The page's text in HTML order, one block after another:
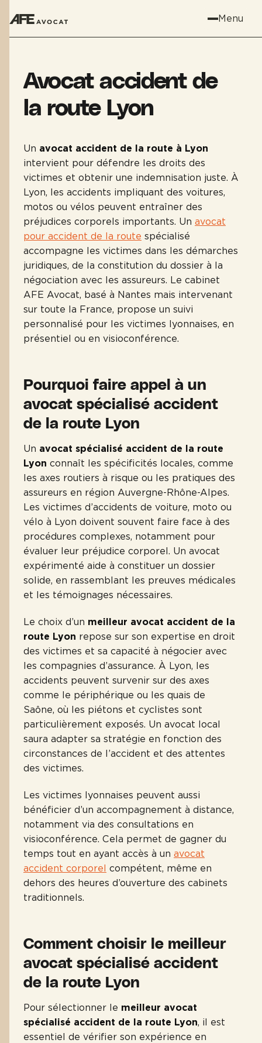
Menu
Avocat accident de
la route Lyon
Un avocat accident de la route à Lyon
intervient pour défendre les droits des
victimes et obtenir une indemnisation juste. À
Lyon, les accidents impliquant des voitures,
motos ou vélos peuvent entraîner des
préjudices corporels importants. Un avocat
pour accident de la route spécialisé
accompagne les victimes dans les démarches
juridiques, de la constitution du dossier à la
négociation avec les assureurs. Le cabinet
AFE Avocat, basé à Nantes mais intervenant
sur toute la France, propose un suivi
personnalisé pour les victimes lyonnaises, en
présentiel ou en visioconférence.
Pourquoi faire appel à un
avocat spécialisé accident
de la route Lyon
Un avocat spécialisé accident de la route
Lyon connaît les spécificités locales, comme
les axes routiers à risque ou les pratiques des
assureurs en région Auvergne-Rhône-Alpes.
Les victimes d’accidents de voiture, moto ou
vélo à Lyon doivent souvent faire face à des
procédures complexes, notamment pour
évaluer leur préjudice corporel. Un avocat
expérimenté aide à constituer un dossier
solide, en rassemblant les preuves médicales
et les témoignages nécessaires.
Le choix d’un meilleur avocat accident de la
route Lyon repose sur son expertise en droit
des victimes et sa capacité à négocier avec
les compagnies d’assurance. À Lyon, les
accidents peuvent survenir sur des axes
comme le périphérique ou les quais de
Saône, où les piétons et cyclistes sont
particulièrement exposés. Un avocat local
saura adapter sa stratégie en fonction des
circonstances de l’accident et des attentes
des victimes.
Les victimes lyonnaises peuvent aussi
bénéficier d’un accompagnement à distance,
notamment via des consultations en
visioconférence. Cela permet de gagner du
temps tout en ayant accès à un avocat
accident corporel compétent, même en
dehors des heures d’ouverture des cabinets
traditionnels.
Comment choisir le meilleur
avocat spécialisé accident
de la route Lyon
Pour sélectionner le meilleur avocat
spécialisé accident de la route Lyon, il est
essentiel de vérifier son expérience en